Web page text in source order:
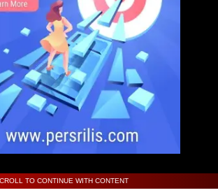
TO CONTINUE WITH CONTENT